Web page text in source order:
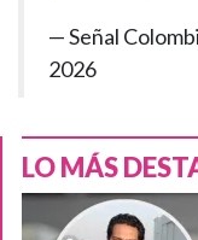
— Señal
2026
LO MÁS